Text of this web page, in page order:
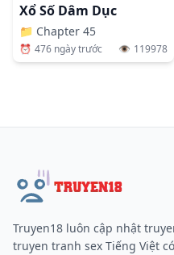
Xổ Số Dâm Dục
📁 Chapter 45
⏰ 476 ngày trước 👁️ 119978
Truyen18 luôn cập nhật
truyen tranh sex Tiếng Việt